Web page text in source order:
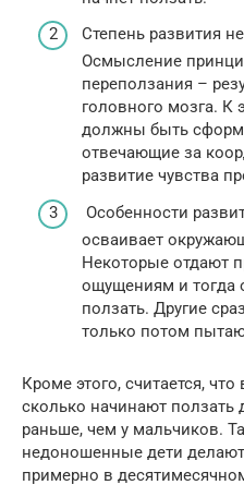
Степень развития
Осмысление
переползания –
головного мозга. К
должны быть
отвечающие за
развитие чувства
Особенности
осваивает
Некоторые отдают
ощущениям и тогда
ползать. Другие
только потом
Кроме этого, считается,
сколько начинают ползать
раньше, чем у мальчиков.
недоношенные дети
примерно в